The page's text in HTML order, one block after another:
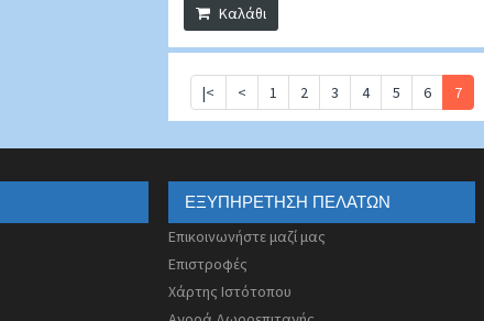
Καλάθι
|< < 1 2 3 4 5 6 7
ΕΞΥΠΗΡΈΤΗΣΗ ΠΕΛΑΤΏΝ
Επικοινωνήστε μαζί μας
Επιστροφές
Χάρτης Ιστότοπου